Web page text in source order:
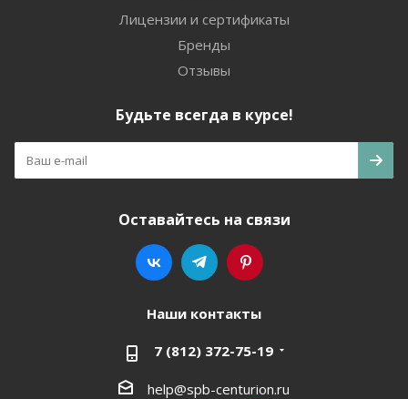
Лицензии и сертификаты
Бренды
Отзывы
Будьте всегда в курсе!
Оставайтесь на связи
Наши контакты
7 (812) 372-75-19
help@spb-centurion.ru